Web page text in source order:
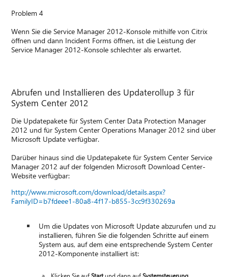
Problem 4
Wenn Sie die Service Manager 2012-Konsole mithilfe von Citrix
öffnen und dann Incident Forms öffnen, ist die Leistung der
Service Manager 2012-Konsole schlechter als erwartet.
Abrufen und Installieren des Updaterollup 3 für
System Center 2012
Die Updatepakete für System Center Data Protection Manager
2012 und für System Center Operations Manager 2012 sind über
Microsoft Update verfügbar.
Darüber hinaus sind die Updatepakete für System Center Service
Manager 2012 auf der folgenden Microsoft Download Center-
Website verfügbar:
http://www.microsoft.com/download/details.aspx?
FamilyID=b7fdeee1-80a8-4f17-b855-3cc9f330269a
Um die Updates von Microsoft Update abzurufen und zu
installieren, führen Sie die folgenden Schritte auf einem
System aus, auf dem eine entsprechende System Center
2012-Komponente installiert ist:
Klicken Sie aufStartund dann aufSystemsteuerung.